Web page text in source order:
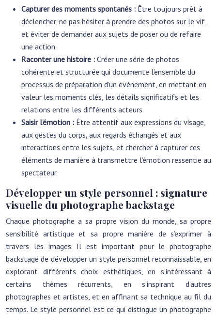
Capturer des moments spontanés : Être toujours prêt à
déclencher, ne pas hésiter à prendre des photos sur le vif,
et éviter de demander aux sujets de poser ou de refaire
une action.
Raconter une histoire : Créer une série de photos
cohérente et structurée qui documente l’ensemble du
processus de préparation d’un événement, en mettant en
valeur les moments clés, les détails significatifs et les
relations entre les différents acteurs.
Saisir l’émotion : Être attentif aux expressions du visage,
aux gestes du corps, aux regards échangés et aux
interactions entre les sujets, et chercher à capturer ces
éléments de manière à transmettre l’émotion ressentie au
spectateur.
Développer un style personnel : signature
visuelle du photographe backstage
Chaque photographe a sa propre vision du monde, sa propre
sensibilité artistique et sa propre manière de s’exprimer à
travers les images. Il est important pour le photographe
backstage de développer un style personnel reconnaissable, en
explorant différents choix esthétiques, en s’intéressant à
certains thèmes récurrents, en s’inspirant d’autres
photographes et artistes, et en affinant sa technique au fil du
temps. Le style personnel est ce qui distingue un photographe